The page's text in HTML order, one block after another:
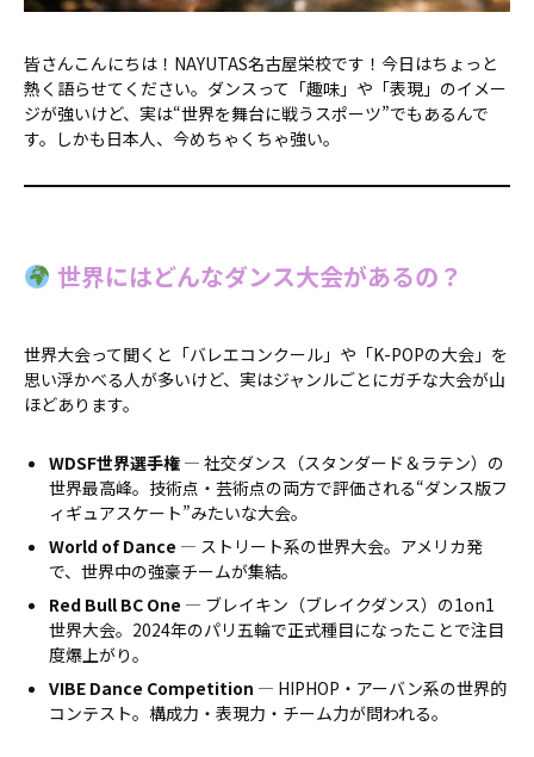
皆さんこんにちは！NAYUTAS名古屋栄校です！今日はちょっと
熱く語らせてください。ダンスって「趣味」や「表現」のイメー
ジが強いけど、実は“世界を舞台に戦うスポーツ”でもあるんで
す。しかも日本人、今めちゃくちゃ強い。
世界にはどんなダンス大会があるの？
世界大会って聞くと「バレエコンクール」や「K-POPの大会」を
思い浮かべる人が多いけど、実はジャンルごとにガチな大会が山
ほどあります。
WDSF世界選手権 — 社交ダンス（スタンダード＆ラテン）の
世界最高峰。技術点・芸術点の両方で評価される“ダンス版フ
ィギュアスケート”みたいな大会。
World of Dance — ストリート系の世界大会。アメリカ発
で、世界中の強豪チームが集結。
Red Bull BC One — ブレイキン（ブレイクダンス）の1on1
世界大会。2024年のパリ五輪で正式種目になったことで注目
度爆上がり。
VIBE Dance Competition — HIPHOP・アーバン系の世界的
コンテスト。構成力・表現力・チーム力が問われる。